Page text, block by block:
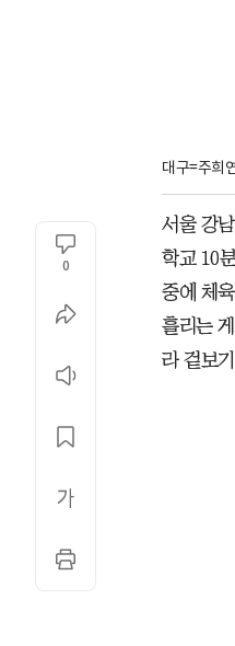
대구=주희
0
서울 강
학교 10
중에 체
흘리는
라 겉보